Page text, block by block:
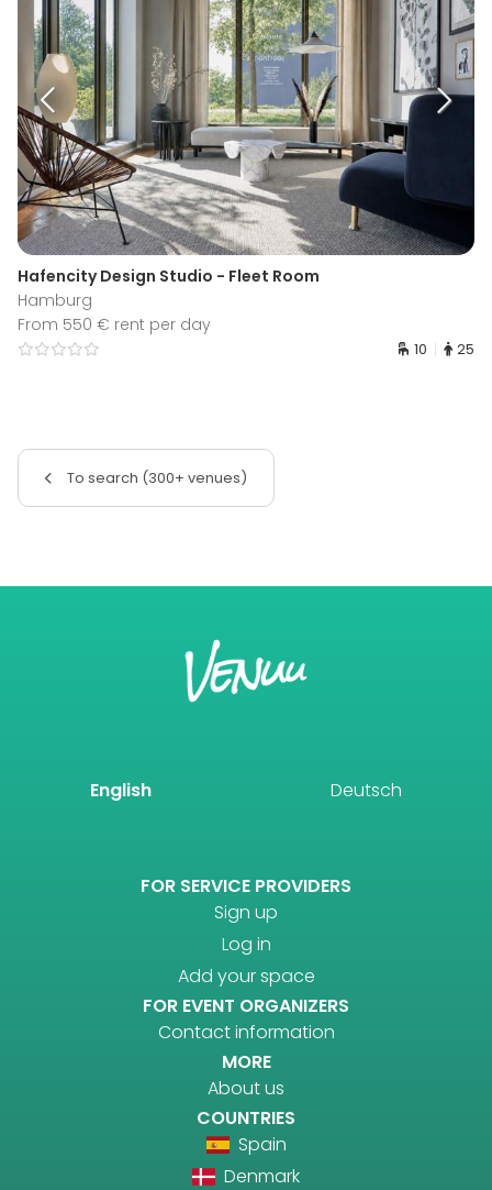
Hafencity Design Studio - Fleet Room
Hamburg
From 550 € rent per day
10 25
To search (300+ venues)
English Deutsch
FOR SERVICE PROVIDERS
Sign up
Log in
Add your space
FOR EVENT ORGANIZERS
Contact information
MORE
About us
COUNTRIES
Spain
Denmark